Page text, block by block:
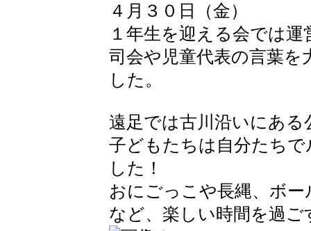
４月３０日（金）
１年生を迎える会では
司会や児童代表の言葉
した。
遠足では古川沿いにあ
子どもたちは自分たち
した！
おにごっこや長縄、ボ
など、楽しい時間を過